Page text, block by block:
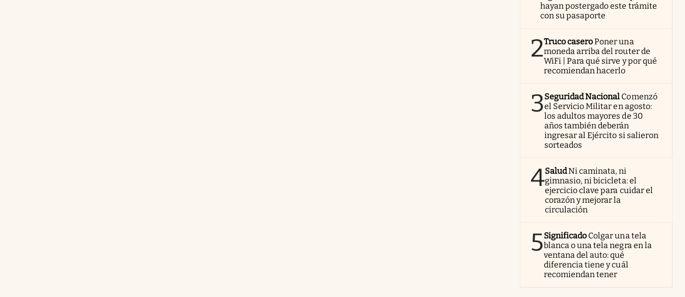
hayan postergado este trámite
con su pasaporte
2Truco caseroPoner una
moneda arriba del router de
WiFi | Para qué sirve y por qué
recomiendan hacerlo
3Seguridad Nacional Comenzó
el Servicio Militar en agosto:
los adultos mayores de 30
años también deberán
ingresar al Ejército si salieron
sorteados
4SaludNi caminata, ni
gimnasio, ni bicicleta: el
ejercicio clave para cuidar el
corazón y mejorar la
circulación
5Significado Colgar una tela
blanca o una tela negra en la
ventana del auto: qué
diferencia tiene y cuál
recomiendan tener